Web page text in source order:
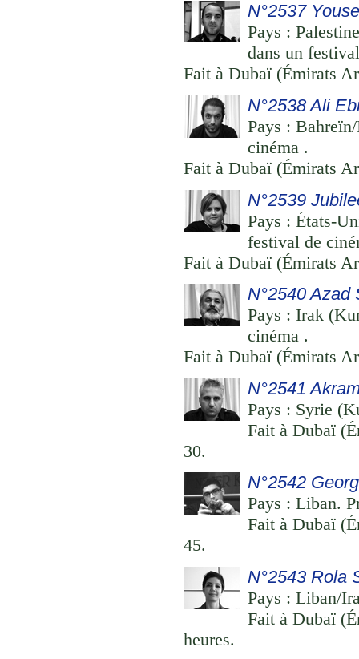
N°2537
Pays :
dans un
Fait à Dubaï (Émirats
N°2538 Ali
Pays :
cinéma .
Fait à Dubaï (Émirats
N°2539
Pays : États-
festival de
Fait à Dubaï (Émirats
N°2540 Azad
Pays : Irak
cinéma .
Fait à Dubaï (Émirats
N°2541
Pays : Syrie
Fait à Dubaï
30.
N°2542
Pays : Liban.
Fait à Dubaï
45.
N°2543 Rola
Pays : Liban/
Fait à Dubaï
heures.